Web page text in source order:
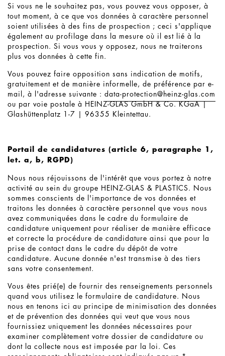
Si vous ne le souhaitez pas, vous pouvez vous opposer, à
tout moment, à ce que vos données à caractère personnel
soient utilisées à des fins de prospection ; ceci s'applique
également au profilage dans la mesure où il est lié à la
prospection. Si vous vous y opposez, nous ne traiterons
plus vos données à cette fin.
Vous pouvez faire opposition sans indication de motifs,
gratuitement et de manière informelle, de préférence par e-
mail, à l'adresse suivante : data-protection@heinz-glas.com
ou par voie postale à HEINZ-GLAS GmbH & Co. KGaA |
Glashüttenplatz 1-7 | 96355 Kleintettau.
Portail de candidatures (article 6, paragraphe 1,
let. a, b, RGPD)
Nous nous réjouissons de l'intérêt que vous portez à notre
activité au sein du groupe HEINZ-GLAS & PLASTICS. Nous
sommes conscients de l'importance de vos données et
traitons les données à caractère personnel que vous nous
avez communiquées dans le cadre du formulaire de
candidature uniquement pour réaliser de manière efficace
et correcte la procédure de candidature ainsi que pour la
prise de contact dans le cadre du dépôt de votre
candidature. Aucune donnée n'est transmise à des tiers
sans votre consentement.
Vous êtes prié(e) de fournir des renseignements personnels
quand vous utilisez le formulaire de candidature. Nous
nous en tenons ici au principe de minimisation des données
et de prévention des données qui veut que vous nous
fournissiez uniquement les données nécessaires pour
examiner complètement votre dossier de candidature ou
dont la collecte nous est imposée par la loi. Ces